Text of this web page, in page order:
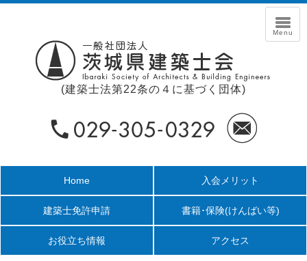
(建築士法第22条の４に基づく団体)
Home 入会メリット
建築士免許申請 書籍･保険(けんばい等)
お役立ち情報 アクセス